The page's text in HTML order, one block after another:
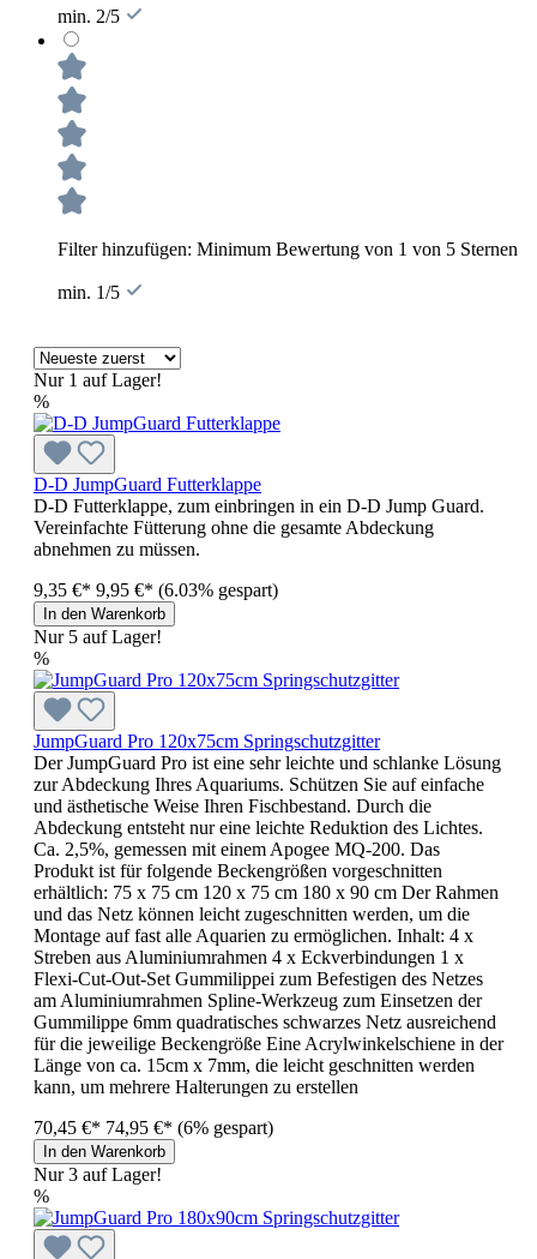
min. 2/5
Filter hinzufügen: Minimum Bewertung von 1 von 5 Sternen
min. 1/5
Nur 1 auf Lager!
%
D-D JumpGuard Futterklappe
D-D Futterklappe, zum einbringen in ein D-D Jump Guard.
Vereinfachte Fütterung ohne die gesamte Abdeckung
abnehmen zu müssen.
9,35 €* 9,95 €* (6.03% gespart)
In den Warenkorb
Nur 5 auf Lager!
%
JumpGuard Pro 120x75cm Springschutzgitter
Der JumpGuard Pro ist eine sehr leichte und schlanke Lösung
zur Abdeckung Ihres Aquariums. Schützen Sie auf einfache
und ästhetische Weise Ihren Fischbestand. Durch die
Abdeckung entsteht nur eine leichte Reduktion des Lichtes.
Ca. 2,5%, gemessen mit einem Apogee MQ-200. Das
Produkt ist für folgende Beckengrößen vorgeschnitten
erhältlich: 75 x 75 cm 120 x 75 cm 180 x 90 cm Der Rahmen
und das Netz können leicht zugeschnitten werden, um die
Montage auf fast alle Aquarien zu ermöglichen. Inhalt: 4 x
Streben aus Aluminiumrahmen 4 x Eckverbindungen 1 x
Flexi-Cut-Out-Set Gummilippei zum Befestigen des Netzes
am Aluminiumrahmen Spline-Werkzeug zum Einsetzen der
Gummilippe 6mm quadratisches schwarzes Netz ausreichend
für die jeweilige Beckengröße Eine Acrylwinkelschiene in der
Länge von ca. 15cm x 7mm, die leicht geschnitten werden
kann, um mehrere Halterungen zu erstellen
70,45 €* 74,95 €* (6% gespart)
In den Warenkorb
Nur 3 auf Lager!
%